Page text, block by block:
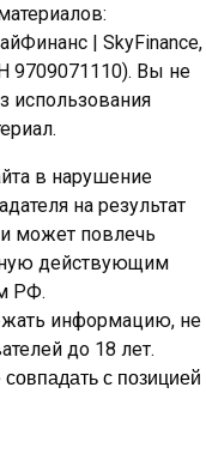
| SkyFinance,
9709071110). Вы не
использования
в нарушение
на результат
может повлечь
действующим
РФ.
информацию, не
до 18 лет.
с позицией